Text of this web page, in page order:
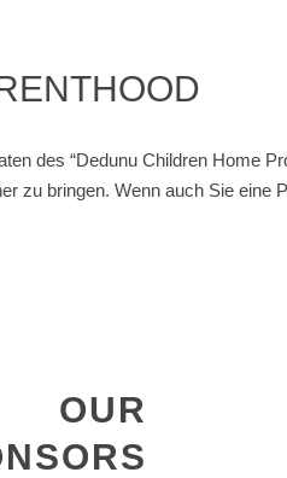
des “Dedunu Children Home
zu bringen. Wenn auch Sie
OUR